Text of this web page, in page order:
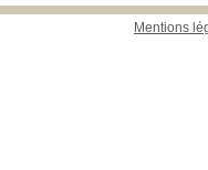
Mentions